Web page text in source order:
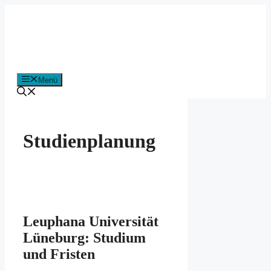
Menü
Studienplanung
Leuphana Universität
Lüneburg: Studium
und Fristen